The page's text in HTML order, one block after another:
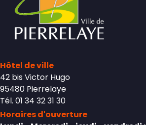
Hôtel de ville
42 bis Victor Hugo
95480 Pierrelaye
Tél. 01 34 32 31 30
Horaires d'ouverture